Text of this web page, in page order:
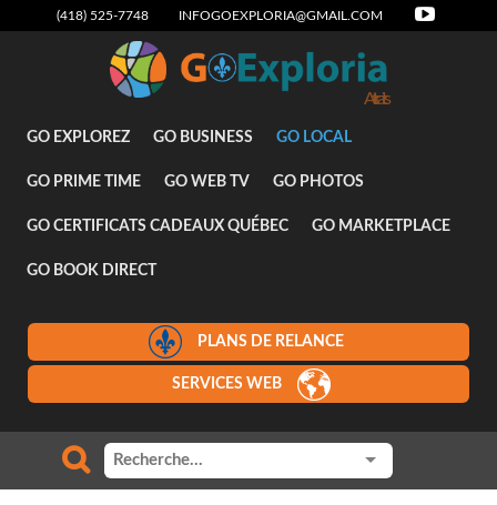
(418) 525-7748 INFOGOEXPLORIA@GMAIL.COM
Attraits
GO EXPLOREZ GO BUSINESS GO LOCAL
GO PRIME TIME GO WEB TV GO PHOTOS
GO CERTIFICATS CADEAUX QUÉBEC GO MARKETPLACE
GO BOOK DIRECT
PLANS DE RELANCE
SERVICES WEB